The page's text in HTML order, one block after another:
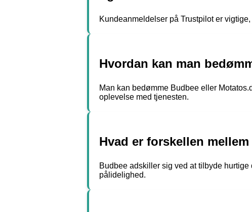
Kundeanmeldelser på Trustpilot er
Hvordan kan man
Man kan bedømme Budbee eller
oplevelse med tjenesten.
Hvad er forskellen
Budbee adskiller sig ved at tilbyde
pålidelighed.